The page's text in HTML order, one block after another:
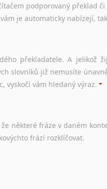
podporovaný překlad
je automaticky nabízejí,
překladatele. A jelikož
slovníků již nemusíte
vyskočí vám hledaný výraz.
že některé fráze v daném
frází rozklíčovat.